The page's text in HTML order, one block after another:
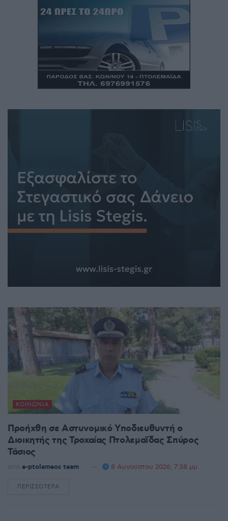
ΚΟΙΝΩΝΊΑ
Προήχθη σε Αστυνομικό Υποδιευθυντή ο
Διοικητής της Τροχαίας Πτολεμαΐδας Σπύρος
Τάσιος
από e-ptolemeos team 8 Αυγούστου 2026, 7:38 μμ
ΠΕΡΙΣΣΌΤΕΡΑ